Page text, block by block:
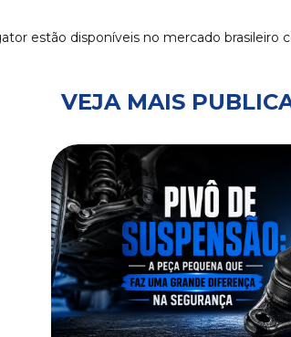
estão disponíveis no mercado brasileiro
VEJA MAIS